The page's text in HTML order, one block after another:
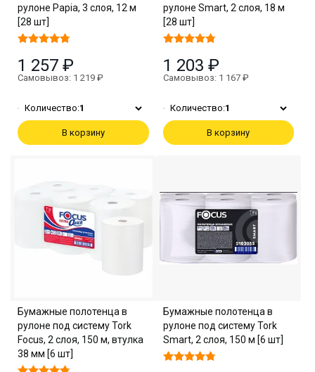
рулоне Papia, 3 слоя, 12 м
[28 шт]
1 257 ₽
Самовывоз: 1 219 ₽
Количество:1
В корзину
рулоне Smart, 2 слоя, 18 м
[28 шт]
1 203 ₽
Самовывоз: 1 167 ₽
Количество:1
В корзину
Бумажные полотенца в
рулоне под систему Tork
Focus, 2 слоя, 150 м, втулка
38 мм [6 шт]
Бумажные полотенца в
рулоне под систему Tork
Smart, 2 слоя, 150 м [6 шт]